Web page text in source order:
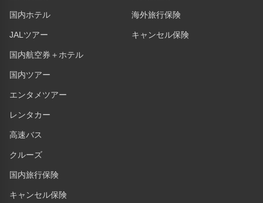
国内ホテル
JALツアー
国内航空券＋ホテル
国内ツアー
エンタメツアー
レンタカー
高速バス
クルーズ
国内旅行保険
キャンセル保険
海外旅行保険
キャンセル保険